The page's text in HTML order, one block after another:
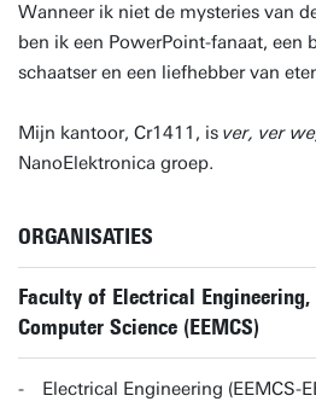
Wanneer ik niet de mysteries van
ben ik een PowerPoint-fanaat, een
schaatser en een liefhebber van
Mijn kantoor, Cr1411, is ver, ver
NanoElektronica groep.
ORGANISATIES
Faculty of Electrical
Computer Science (EEMCS)
Electrical Engineering (EEMCS-